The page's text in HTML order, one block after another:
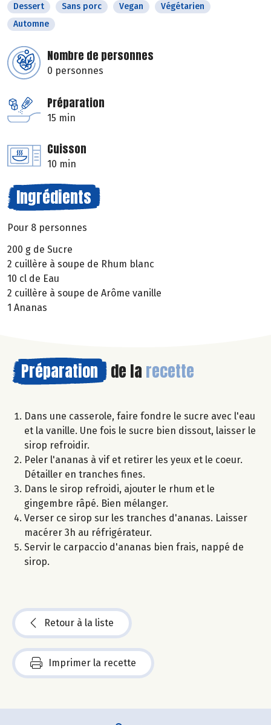
Dessert Sans porc Vegan
Végétarien
Automne
Nombre de personnes
0 personnes
Préparation
15 min
Cuisson
10 min
Ingrédients
Pour 8 personnes
200 g de Sucre
2 cuillère à soupe de Rhum blanc
10 cl de Eau
2 cuillère à soupe de Arôme vanille
1 Ananas
Préparation de la recette
Dans une casserole, faire fondre le sucre avec l'eau
et la vanille. Une fois le sucre bien dissout, laisser le
sirop refroidir.
Peler l'ananas à vif et retirer les yeux et le coeur.
Détailler en tranches fines.
Dans le sirop refroidi, ajouter le rhum et le
gingembre râpé. Bien mélanger.
Verser ce sirop sur les tranches d'ananas. Laisser
macérer 3h au réfrigérateur.
Servir le carpaccio d'ananas bien frais, nappé de
sirop.
Retour à la liste
Imprimer la recette